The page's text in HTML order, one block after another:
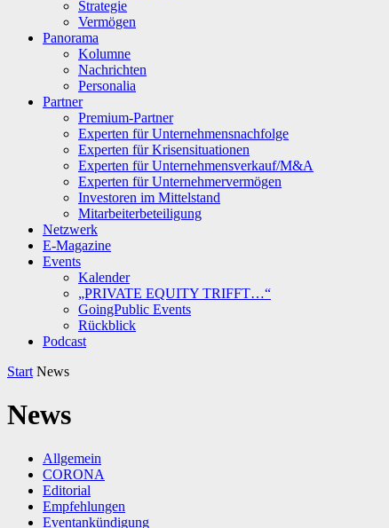
Strategie
Vermögen
Panorama
Kolumne
Nachrichten
Personalia
Partner
Premium-Partner
Experten für Unternehmensnachfolge
Experten für Krisensituationen
Experten für Unternehmensverkauf/M&A
Experten für Unternehmervermögen
Investoren im Mittelstand
Mitarbeiterbeteiligung
Netzwerk
E-Magazine
Events
Kalender
„PRIVATE EQUITY TRIFFT…“
GoingPublic Events
Rückblick
Podcast
Start News
News
Allgemein
CORONA
Editorial
Empfehlungen
Eventankündigung